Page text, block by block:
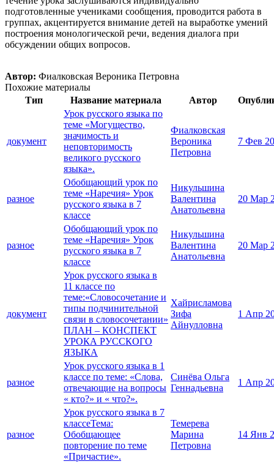
подготовленные учениками сообщения, проводится работа в
группах, акцентируется внимание детей на выработке умений
построения монологической речи, ведения диалога при
обсуждении общих вопросов.
Автор: Фиалковская Вероника Петровна
Похожие материалы
Тип
Название материала Автор
документ
Урок русского языка по
теме «Могущество,
значимость и
неповторимость
великого русского
языка».
Фиалковская
Вероника
Петровна
7 Фев
разное
Обобщающий урок по
теме «Наречия» Урок
русского языка в 7
классе
Никульшина
Валентина
Анатольевна
20 Мар
разное
Обобщающий урок по
теме «Наречия» Урок
русского языка в 7
классе
Никульшина
Валентина
Анатольевна
20 Мар
документ
Урок русского языка в
11 классе по
теме:«Словосочетание и
типы подчинительной
связи в словосочетании»
ПЛАН – КОНСПЕКТ
УРОКА РУССКОГО
ЯЗЫКА
Хайрисламова
Зифа
Айнулловна
1 Апр
разное
Урок русского языка в 1
классе по теме: «Слова,
отвечающие на вопросы
« кто?» и « что?».
Синёва Ольга
Геннадьевна
1 Апр
разное
Урок русского языка в 7
классеТема:
Обобщающее
повторение по теме
«Причастие».
Темерева
Марина
Петровна
14 Янв